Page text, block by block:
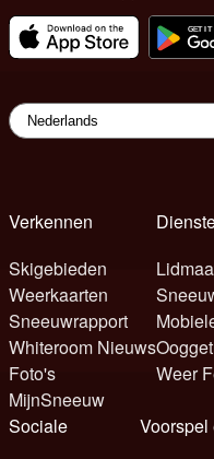
Verkennen
Skigebieden
Weerkaarten
Sneeuwrapport
Whiteroom Nieuws
Foto's
MijnSneeuw
Weer
Sociale